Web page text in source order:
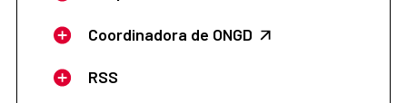
Coordinadora de ONGD
RSS